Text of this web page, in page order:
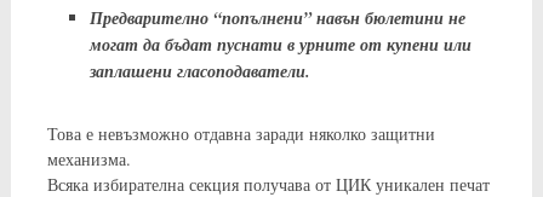
Предварително “попълнени” навън бюлетини не
могат да бъдат пуснати в урните от купени или
заплашени гласоподаватели.
Това е невъзможно отдавна заради няколко защитни
механизма.
Всяка избирателна секция получава от ЦИК уникален печат